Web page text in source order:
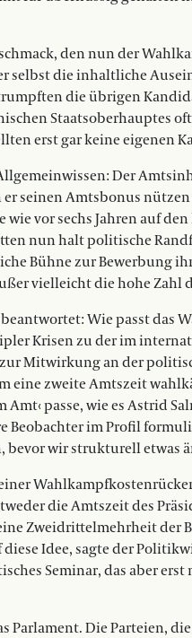
den nun der
selbst die inhaltliche
die übrigen
Staatsoberhauptes
erst gar keine eigenen
Der
seinen Amtsbonus nützen
vor sechs Jahren auf
nun halt politische
Bühne zur Bewerbung
vielleicht die hohe Zahl
Wie passt das
Krisen zu der im
Mitwirkung an der
eine zweite Amtszeit
passe, wie es Astrid
Beobachter im Profil
wir strukturell etwas
die Amtszeit des
Zweidrittelmehrheit der
Idee, sagte der
Seminar, das aber
Parlament. Die Parteien,